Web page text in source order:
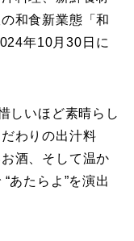
和食新業態「和
年10月30日に
しいほど素晴らし
わりの出汁料
酒、そして温か
あたらよ”を演出